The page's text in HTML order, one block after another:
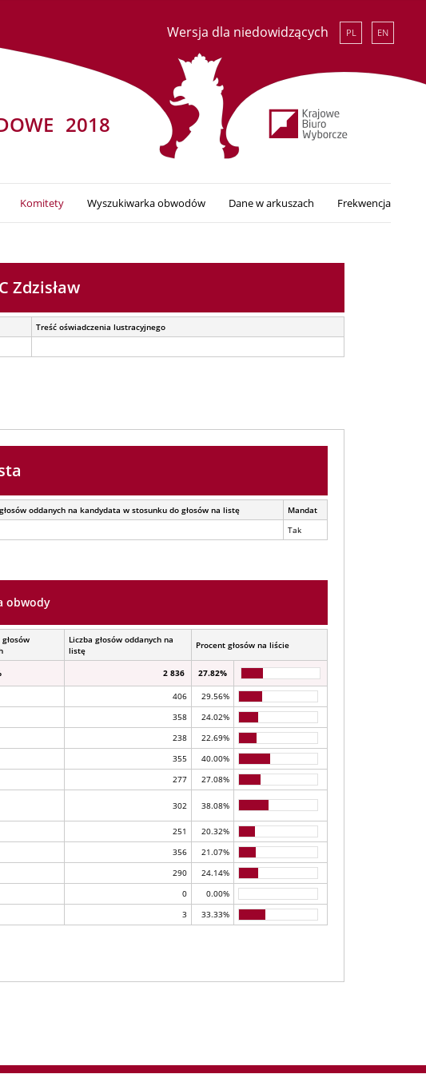
Wersja dla niedowidzących PL EN
2018
Komitety Wyszukiwarka obwodów Dane w arkuszach Frekwencja
Zdzisław
Treść oświadczenia lustracyjnego
oddanych na kandydata w stosunku do głosów na listę
Mandat
Tak
obwody
Liczba głosów oddanych na
listę
Procent głosów na liście
2 836 27.82%
406
29.56%
358
24.02%
238
22.69%
355
40.00%
277 27.08%
302 38.08%
251
20.32%
356
21.07%
290
24.14%
0
0.00%
3 33.33%